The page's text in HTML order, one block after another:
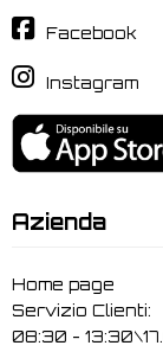
Facebook
Instagram
Azienda
Home page
Servizio Clienti:
08:30 -